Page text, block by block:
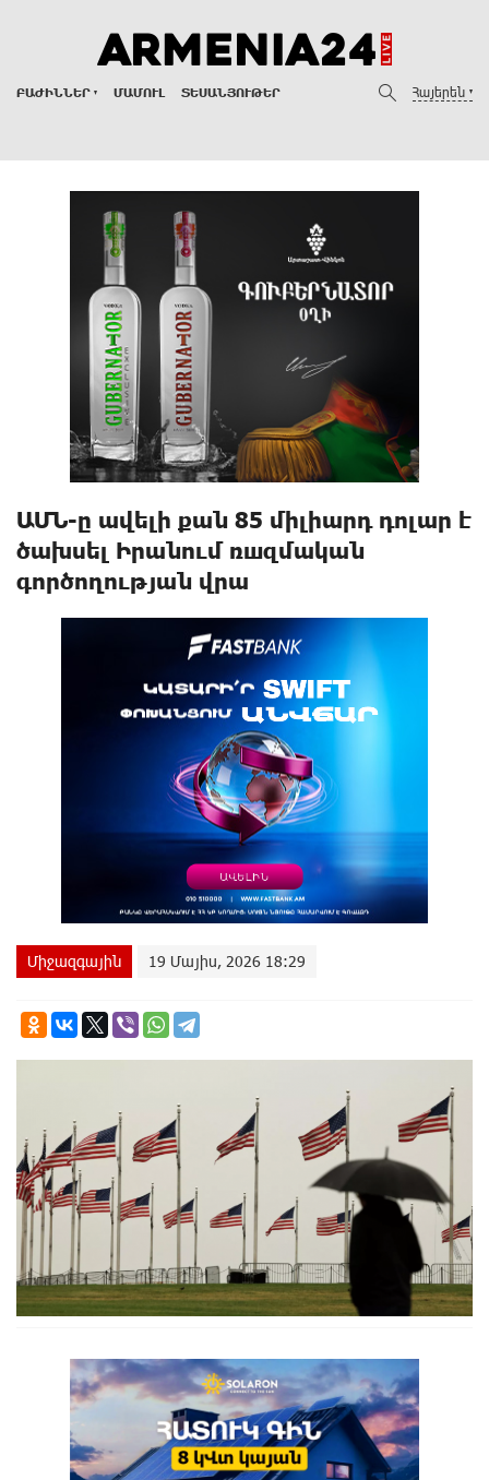
ԲԱԺԻՆՆԵՐ ՄԱՄՈՒԼ ՏԵՍԱՆՅՈՒԹԵՐ Հայերեն
ԱՄՆ-ը ավելի քան 85 միլիարդ դոլար է
ծախսել Իրանում ռшզմական
գործողության վրա
Միջազգային 19 Մայիս, 2026 18:29